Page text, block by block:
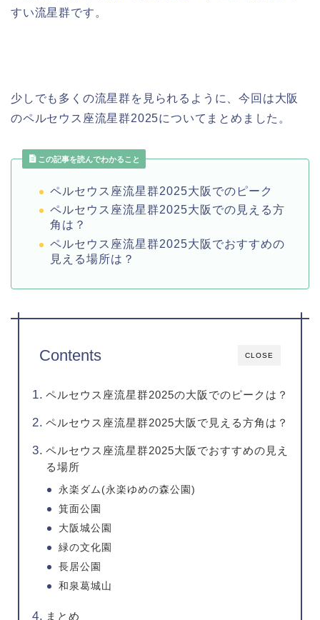
すい流星群です。
少しでも多くの流星群を見られるように、今回は大阪
のペルセウス座流星群2025についてまとめました。
この記事を読んでわかること
ペルセウス座流星群2025大阪でのピーク
ペルセウス座流星群2025大阪での見える方
角は？
ペルセウス座流星群2025大阪でおすすめの
見える場所は？
CLOSE
Contents
ペルセウス座流星群2025の大阪でのピークは？
ペルセウス座流星群2025大阪で見える方角は？
ペルセウス座流星群2025大阪でおすすめの見え
る場所
永楽ダム(永楽ゆめの森公園)
箕面公園
大阪城公園
緑の文化園
長居公園
和泉葛城山
まとめ